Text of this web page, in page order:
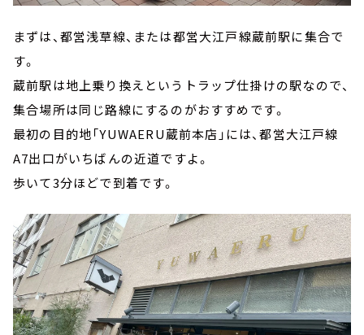
まずは、都営浅草線、または都営大江戸線蔵前駅に集合で
す。
蔵前駅は地上乗り換えというトラップ仕掛けの駅なので、
集合場所は同じ路線にするのがおすすめです。
最初の目的地「YUWAERU蔵前本店」には、都営大江戸線
A7出口がいちばんの近道ですよ。
歩いて3分ほどで到着です。